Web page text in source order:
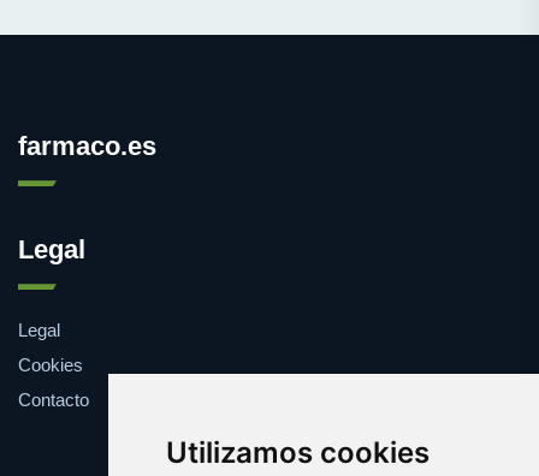
Utilizamos cookies
farmaco.es
Legal
Legal
Cookies
Contacto